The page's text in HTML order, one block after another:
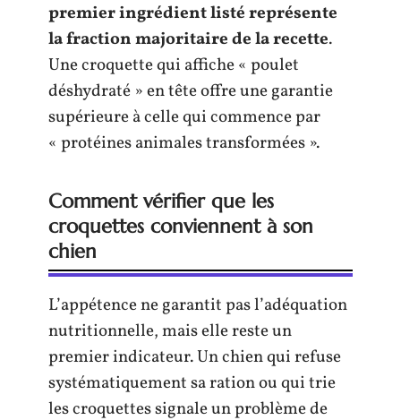
premier ingrédient listé représente
la fraction majoritaire de la recette.
Une croquette qui affiche « poulet
déshydraté » en tête offre une garantie
supérieure à celle qui commence par
« protéines animales transformées ».
Comment vérifier que les
croquettes conviennent à son
chien
L’appétence ne garantit pas l’adéquation
nutritionnelle, mais elle reste un
premier indicateur. Un chien qui refuse
systématiquement sa ration ou qui trie
les croquettes signale un problème de